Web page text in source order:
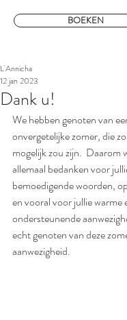
BOEKEN
Dank u!
L'Annicha
12 jan 2023
We hebben genoten van
onvergetelijke zomer, die
mogelijk zou zijn.  Daarom
allemaal bedanken voor
bemoedigende woorden,
en vooral voor jullie warme
ondersteunende
echt genoten van deze
aanwezigheid.